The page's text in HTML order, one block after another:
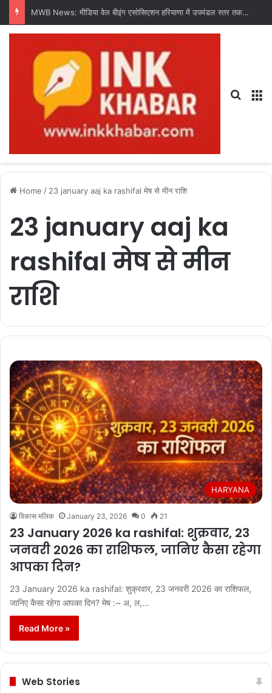
MWB News: मीडिया वेल बीइंग एसोसिएशन हरियाणा में उपमंडल स्तर तक संगठन का करेगी विस्तार : चंद्र शेखर धरणी
Home / 23 january aaj ka rashifal मेष से मीन राशि
23 january aaj ka
rashifal मेष से मीन
राशि
HARYANA
विकास मलिक January 23, 2026 0 21
23 January 2026 ka rashifal: शुक्रवार, 23
जनवरी 2026 का राशिफल, जानिए कैसा रहेगा
आपका दिन?
23 January 2026 ka rashifal: शुक्रवार, 23 जनवरी 2026 का राशिफल,
जानिए कैसा रहेगा आपका दिन? मेष :~ अ, ल,…
Read More »
Web Stories